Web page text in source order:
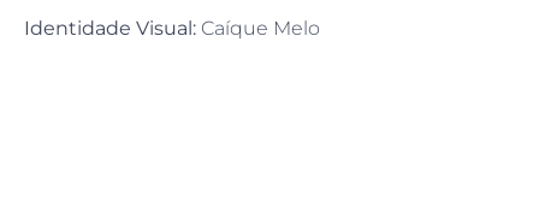
Identidade Visual: Caíque Melo